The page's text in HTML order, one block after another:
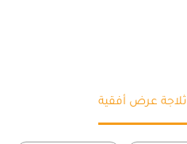
ثلاجة عرض أفقية